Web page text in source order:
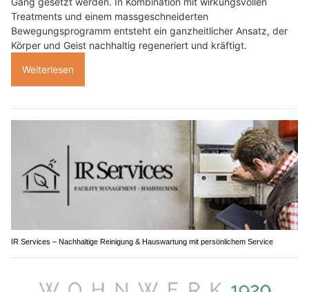
Treatments und einem massgeschneiderten
Bewegungsprogramm entsteht ein ganzheitlicher Ansatz, der
Körper und Geist nachhaltig regeneriert und kräftigt.
Weiterlesen
IR Services – Nachhaltige Reinigung & Hauswartung mit persönlichem Service